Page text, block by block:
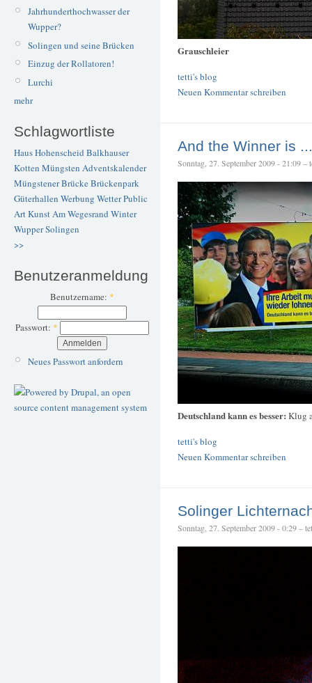
Jahrhunderthochwasser der
Wupper?
Solingen und seine Brücken
Einzug der Rollatoren!
Lurchi
mehr
Schlagwortliste
Haus Hohenscheid Balkhauser
Kotten Müngsten Adventskalender
Müngstener BrückeBrückenpark
Güterhallen Werbung WetterPublic
ArtKunstAm Wegesrand Winter
WupperSolingen
>>
Benutzeranmeldung
Benutzername: *
Passwort: *
Neues Passwort anfordern
Grauschleier
tetti's blog
Neuen Kommentar schreiben
And the Winner is ...
Sonntag, 27. September 2009 - 21:09 –
Deutschland kann es besser: Klug
tetti's blog
Neuen Kommentar schreiben
Solinger
Sonntag, 27. September 2009 - 0:29 –